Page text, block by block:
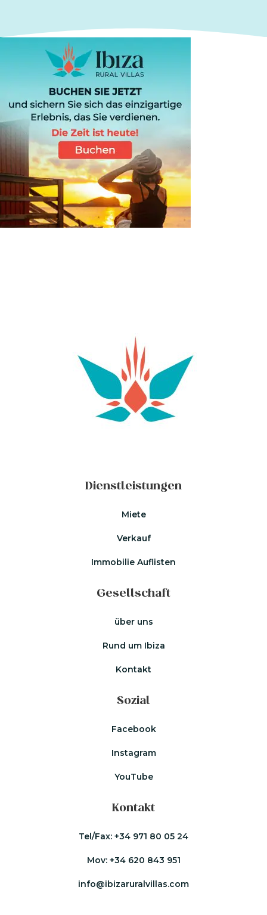
Dienstleistungen
Miete
Verkauf
Immobilie Auflisten
Gesellschaft
über uns
Rund um Ibiza
Kontakt
Sozial
Facebook
Instagram
YouTube
Kontakt
Tel/Fax: +34 971 80 05 24
Mov: +34 620 843 951
info@ibizaruralvillas.com